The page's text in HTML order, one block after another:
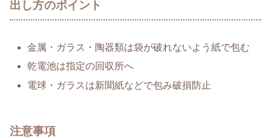
出し方のポイント
金属・ガラス・陶器類は袋が破れないよう紙で包む
乾電池は指定の回収所へ
電球・ガラスは新聞紙などで包み破損防止
注意事項